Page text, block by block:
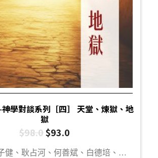
學對談系列［四］ 天堂、煉獄、地
獄
$98.0$93.0
李健康、李子健、耿占河、何善斌、白德培、袁浩俊、陳曉琪、李一帆、楊文傑